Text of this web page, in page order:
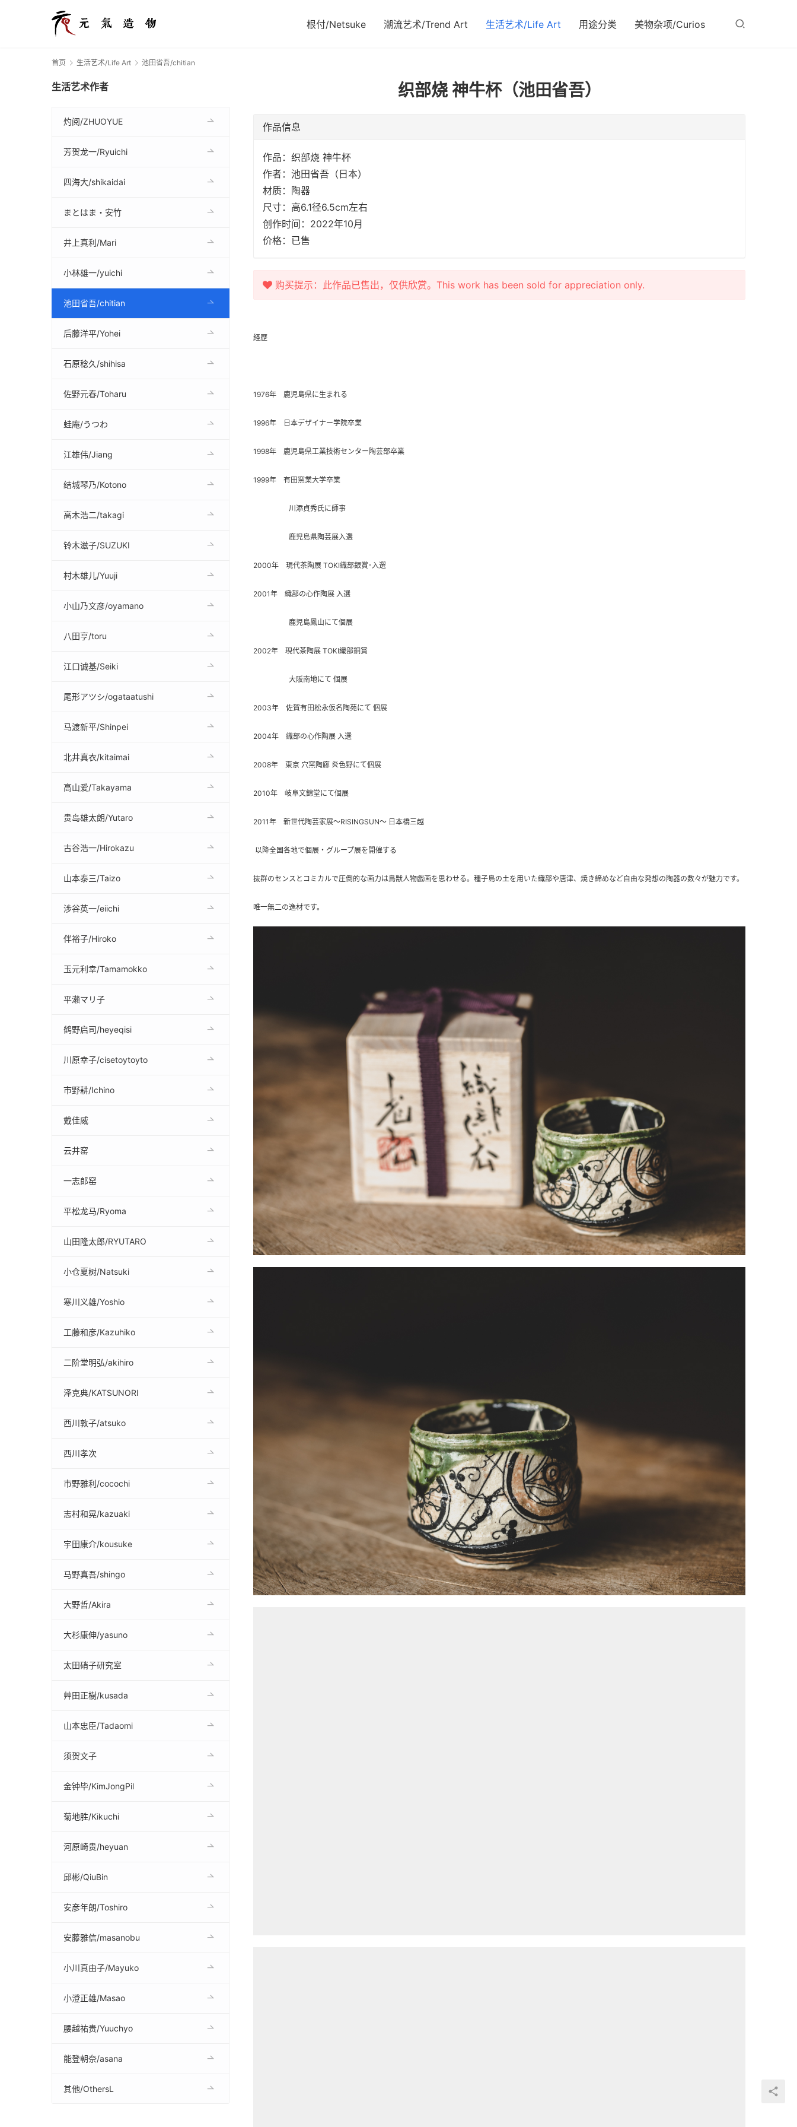
根付/Netsuke 潮流艺术/Trend Art 生活艺术/Life Art 用途分类 美物杂项/Curios
首页 生活艺术/Life Art 池田省吾/chitian
织部烧 神牛杯（池田省吾）
作品信息
作品：织部烧 神牛杯
作者：池田省吾（日本）
材质：陶器
尺寸：高6.1径6.5cm左右
创作时间：2022年10月
价格：已售
购买提示：此作品已售出，仅供欣赏。This work has been sold for appreciation only.
経歴
1976年 鹿児島県に生まれる
1996年 日本デザイナー学院卒業
1998年 鹿児島県工業技術センター陶芸部卒業
1999年 有田窯業大学卒業
川添貞秀氏に師事
鹿児島県陶芸展入選
2000年 現代茶陶展 TOKI織部銀賞･入選
2001年 織部の心作陶展 入選
鹿児島鳳山にて個展
2002年 現代茶陶展 TOKI織部銅賞
大阪南地にて 個展
2003年 佐賀有田松永仮名陶苑にて 個展
2004年 織部の心作陶展 入選
2008年 東京 穴窯陶廊 炎色野にて個展
2010年 岐阜文錦堂にて個展
2011年 新世代陶芸家展～RISINGSUN～ 日本橋三越
以降全国各地で個展・グループ展を開催する
抜群のセンスと​コミカルで圧倒的な画力は鳥獣人物戯画を思わせる。種子島の土を用いた織部や唐津、焼き締めなど自由な発想の陶器の数々が魅力です。
​唯一無二の逸材です。
生活艺术作者
灼阅/ZHUOYUE
芳贺龙一/Ryuichi
四海大/shikaidai
まとはま・安竹
井上真利/Mari
小林雄一/yuichi
池田省吾/chitian
后藤洋平/Yohei
石原稔久/shihisa
佐野元春/Toharu
蛙庵/うつわ
江雄伟/Jiang
结城琴乃/Kotono
高木浩二/takagi
铃木滋子/SUZUKI
村木雄儿/Yuuji
小山乃文彦/oyamano
八田亨/toru
江口诚基/Seiki
尾形アツシ/ogataatushi
马渡新平/Shinpei
北井真衣/kitaimai
高山爱/Takayama
贵岛雄太朗/Yutaro
古谷浩一/Hirokazu
山本泰三/Taizo
涉谷英一/eiichi
伴裕子/Hiroko
玉元利幸/Tamamokko
平濑マリ子
鹤野启司/heyeqisi
川原幸子/cisetoytoyto
市野耕/Ichino
戴佳威
云井窑
一志郎窑
平松龙马/Ryoma
山田隆太郎/RYUTARO
小仓夏树/Natsuki
寒川义雄/Yoshio
工藤和彦/Kazuhiko
二阶堂明弘/akihiro
泽克典/KATSUNORI
西川敦子/atsuko
西川孝次
市野雅利/cocochi
志村和晃/kazuaki
宇田康介/kousuke
马野真吾/shingo
大野哲/Akira
大杉康伸/yasuno
太田硝子研究室
艸田正樹/kusada
山本忠臣/Tadaomi
须贺文子
金钟毕/KimJongPil
菊地胜/Kikuchi
河原崎贵/heyuan
邱彬/QiuBin
安彦年朗/Toshiro
安藤雅信/masanobu
小川真由子/Mayuko
小澄正雄/Masao
腰越祐贵/Yuuchyo
能登朝奈/asana
其他/OthersL